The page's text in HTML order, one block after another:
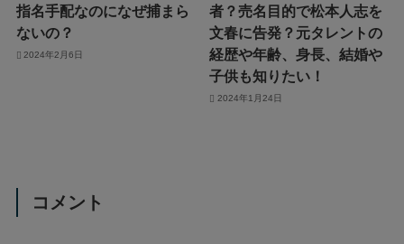
指名手配なのになぜ捕まら
ないの？
2024年2月6日
者？売名目的で松本人志を
文春に告発？元タレントの
経歴や年齢、身長、結婚や
子供も知りたい！
2024年1月24日
コメント